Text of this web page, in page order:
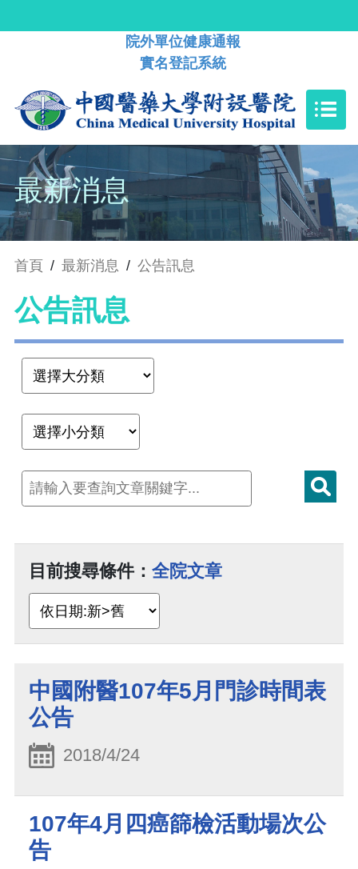
院外單位健康通報
實名登記系統
最新消息
首頁 / 最新消息 / 公告訊息
公告訊息
目前搜尋條件： 全院文章
中國附醫107年5月門診時間表
公告
2018/4/24
107年4月四癌篩檢活動場次公
告